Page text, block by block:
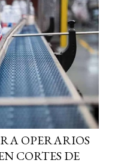
OPERARIOS
CORTES DE